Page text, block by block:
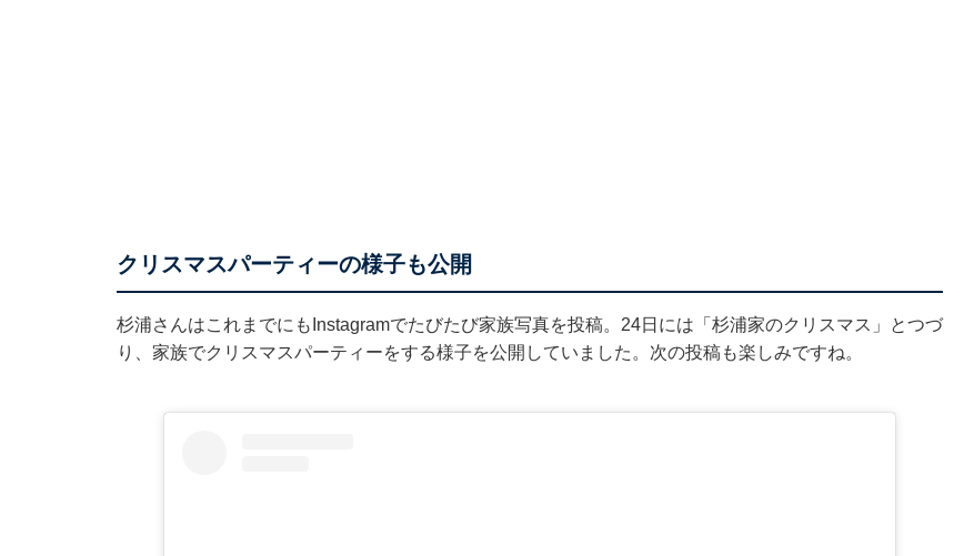
クリスマスパーティーの様子も公開
杉浦さんはこれまでにもInstagramでたびたび家族写真を投稿。24日には「杉浦家のクリスマス」とつづ
り、家族でクリスマスパーティーをする様子を公開していました。次の投稿も楽しみですね。